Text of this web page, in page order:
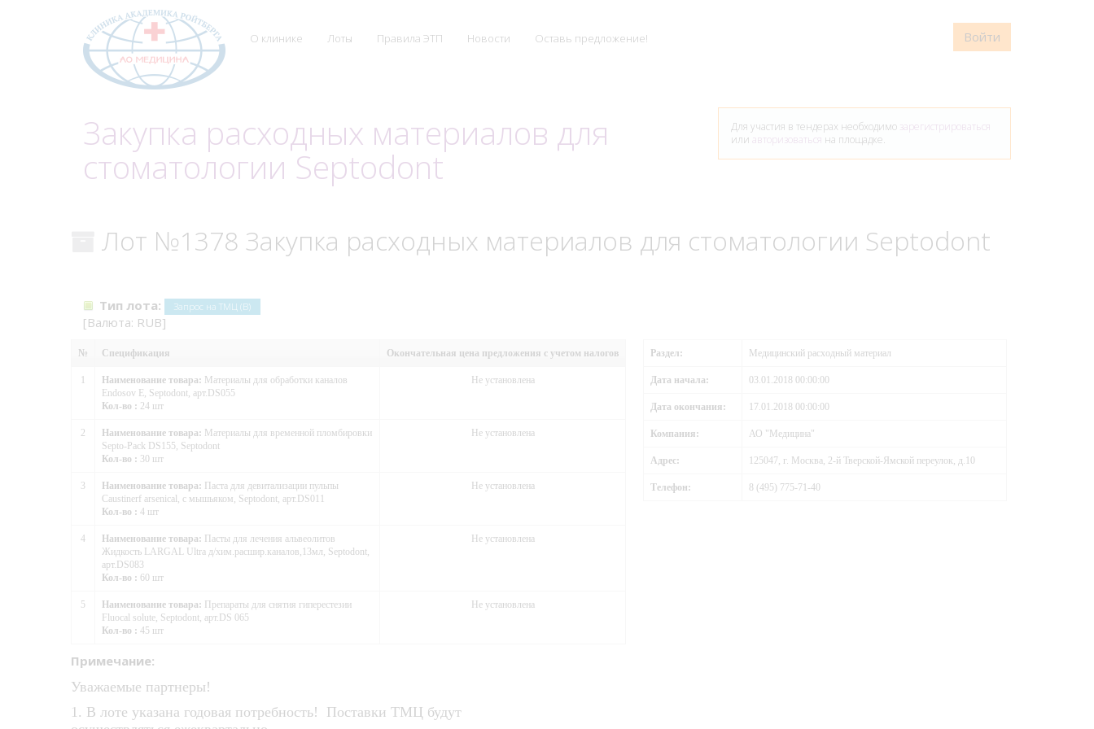
О клинике Лоты Правила ЭТП Новости Оставь предложение! Войти
Закупка расходных материалов для
стоматологии Septodont
Для участия в тендерах необходимо зарегистрироваться
или авторизоваться на площадке.
Лот №1378 Закупка расходных материалов для стоматологии Septodont
Тип лота: Запрос на ТМЦ (В)
[Валюта: RUB]
№ Спецификация Окончательная цена предложения с учетом налогов
Наименование товара: Материалы для обработки каналов
Endosov E, Septodont, арт.DS055
Кол-во : 24 шт
Не установлена
2 Наименование товара: Материалы для временной пломбировки
Septo-Pack DS155, Septodont
Кол-во : 30 шт
Не установлена
3 Наименование товара: Паста для девитализации пульпы
Caustinerf arsenical, с мышьяком, Septodont, арт.DS011
Кол-во : 4 шт
Не установлена
4 Наименование товара: Пасты для лечения альвеолитов
Жидкость LARGAL Ultra д/хим.расшир.каналов,13мл, Septodont,
арт.DS083
Кол-во : 60 шт
Не установлена
5 Наименование товара: Препараты для снятия гиперестезии
Fluocal solute, Septodont, арт.DS 065
Кол-во : 45 шт
Не установлена
Примечание:
Уважаемые партнеры!
1. В лоте указана годовая потребность! Поставки ТМЦ будут
Раздел: Медицинский расходный материал
Дата начала: 03.01.2018 00:00:00
Дата окончания: 17.01.2018 00:00:00
Компания: АО "Медицина"
Адрес: 125047, г. Москва, 2-й Тверской-Ямской переулок, д.10
Телефон: 8 (495) 775-71-40